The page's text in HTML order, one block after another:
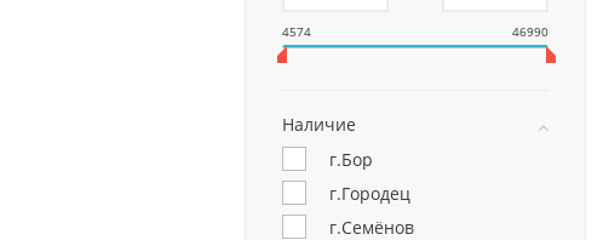
4574 46990
Наличие
г.Бор
г.Городец
г.Семёнов